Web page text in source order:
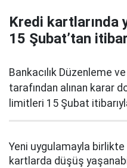
Kredi kartlarında
15 Şubat’tan
Bankacılık Düzenleme
tarafından alınan karar
limitleri 15 Şubat
Yeni uygulamayla
kartlarda düşüş